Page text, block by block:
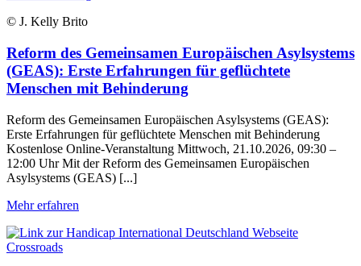
© J. Kelly Brito
Reform des Gemeinsamen Europäischen Asylsystems
(GEAS): Erste Erfahrungen für geflüchtete
Menschen mit Behinderung
Reform des Gemeinsamen Europäischen Asylsystems (GEAS):
Erste Erfahrungen für geflüchtete Menschen mit Behinderung
Kostenlose Online-Veranstaltung Mittwoch, 21.10.2026, 09:30 –
12:00 Uhr Mit der Reform des Gemeinsamen Europäischen
Asylsystems (GEAS) [...]
Mehr erfahren
Crossroads